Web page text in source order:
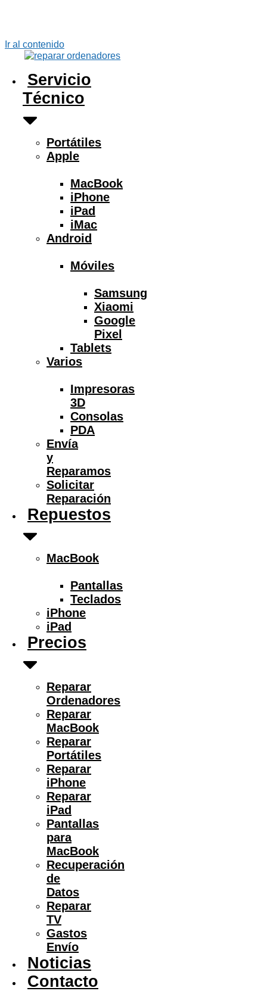
Ir al contenido
Servicio
Técnico
Portátiles
Apple
MacBook
iPhone
iPad
iMac
Android
Móviles
Samsung
Xiaomi
Google
Pixel
Tablets
Varios
Impresoras
3D
Consolas
PDA
Envía
y
Reparamos
Solicitar
Reparación
Repuestos
MacBook
Pantallas
Teclados
iPhone
iPad
Precios
Reparar
Ordenadores
Reparar
MacBook
Reparar
Portátiles
Reparar
iPhone
Reparar
iPad
Pantallas
para
MacBook
Recuperación
de
Datos
Reparar
TV
Gastos
Envío
Noticias
Contacto